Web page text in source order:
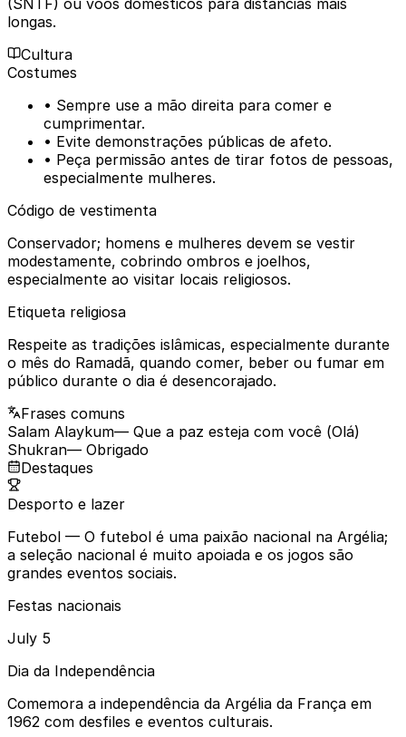
longas.
Cultura
Costumes
• Sempre use a mão direita para comer e
cumprimentar.
• Evite demonstrações públicas de afeto.
• Peça permissão antes de tirar fotos de pessoas,
especialmente mulheres.
Código de vestimenta
Conservador; homens e mulheres devem se vestir
modestamente, cobrindo ombros e joelhos,
especialmente ao visitar locais religiosos.
Etiqueta religiosa
Respeite as tradições islâmicas, especialmente durante
o mês do Ramadã, quando comer, beber ou fumar em
público durante o dia é desencorajado.
Frases comuns
Salam Alaykum— Que a paz esteja com você (Olá)
Shukran— Obrigado
Destaques
Desporto e lazer
Futebol — O futebol é uma paixão nacional na Argélia;
a seleção nacional é muito apoiada e os jogos são
grandes eventos sociais.
Festas nacionais
July 5
Dia da Independência
Comemora a independência da Argélia da França em
1962 com desfiles e eventos culturais.